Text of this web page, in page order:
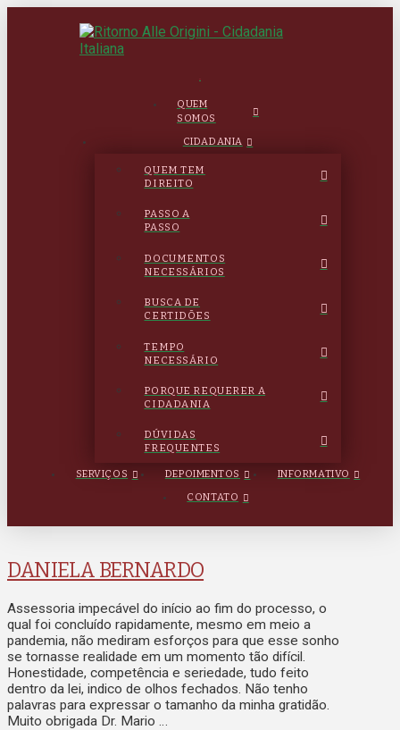
.
QUEM
SOMOS
CIDADANIA
QUEM TEM
DIREITO
PASSO A
PASSO
DOCUMENTOS
NECESSÁRIOS
BUSCA DE
CERTIDÕES
TEMPO
NECESSÁRIO
PORQUE REQUERER A
CIDADANIA
DÚVIDAS
FREQUENTES
SERVIÇOS DEPOIMENTOS
INFORMATIVO
CONTATO
DANIELA BERNARDO
Assessoria impecável do início ao fim do processo, o
qual foi concluído rapidamente, mesmo em meio a
pandemia, não mediram esforços para que esse sonho
se tornasse realidade em um momento tão difícil.
Honestidade, competência e seriedade, tudo feito
dentro da lei, indico de olhos fechados. Não tenho
palavras para expressar o tamanho da minha gratidão.
Muito obrigada Dr. Mario …